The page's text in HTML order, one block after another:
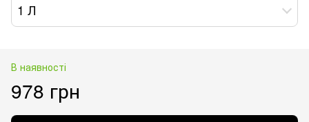
1 Л
В наявності
978 грн